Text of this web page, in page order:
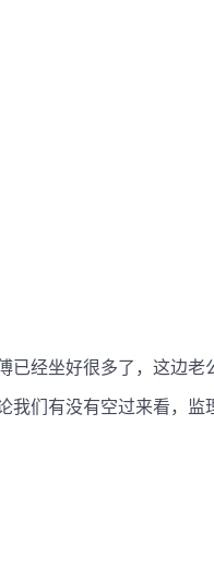
已经坐好很多了，这边
我们有没有空过来看，